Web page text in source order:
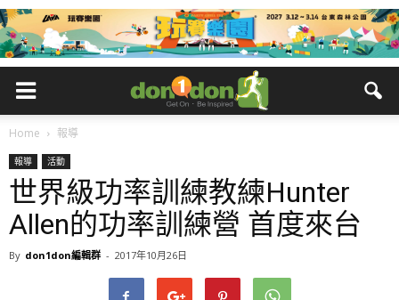
Home 報導
報導 活動
世界級功率訓練教練Hunter
Allen的功率訓練營 首度來台
By don1don編輯群 - 2017年10月26日